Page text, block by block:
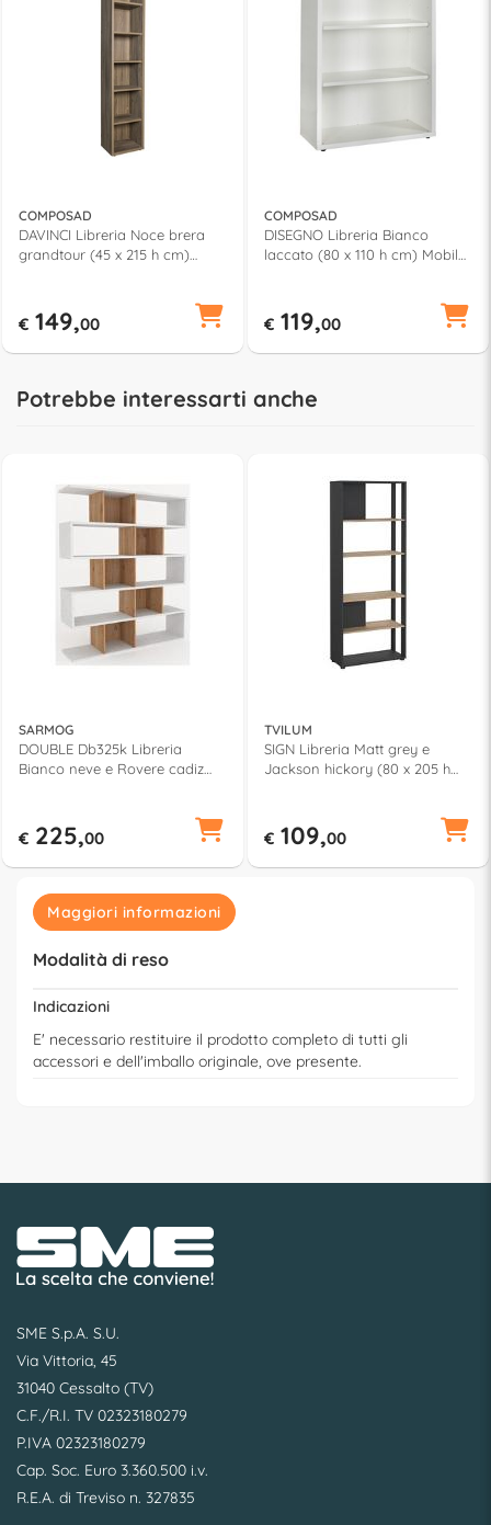
COMPOSAD
DAVINCI Libreria Noce brera
grandtour (45 x 215 h cm)
€ 149,00
COMPOSAD
DISEGNO Libreria Bianco
laccato (80 x 110 h cm) Mobile
€ 119,00
Potrebbe interessarti anche
SARMOG
DOUBLE Db325k Libreria
Bianco neve e Rovere cadiz
€ 225,00
TVILUM
SIGN Libreria Matt grey e
Jackson hickory (80 x 205 h
€ 109,00
Maggiori informazioni
Modalità di reso
Indicazioni
E' necessario restituire il prodotto completo di tutti gli
accessori e dell'imballo originale, ove presente.
SME S.p.A. S.U.
Via Vittoria, 45
31040 Cessalto (TV)
C.F./R.I. TV 02323180279
P.IVA 02323180279
Cap. Soc. Euro 3.360.500 i.v.
R.E.A. di Treviso n. 327835